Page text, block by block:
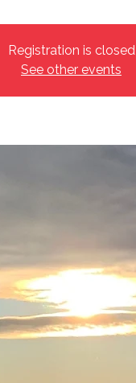
Registration is closed
See other events